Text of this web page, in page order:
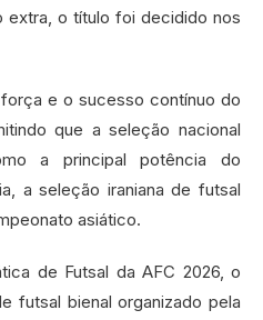
o título foi decidido nos
e o sucesso contínuo do
que a seleção nacional
a principal potência do
a seleção iraniana de futsal
asiático.
de Futsal da AFC 2026, o
futsal bienal organizado pela